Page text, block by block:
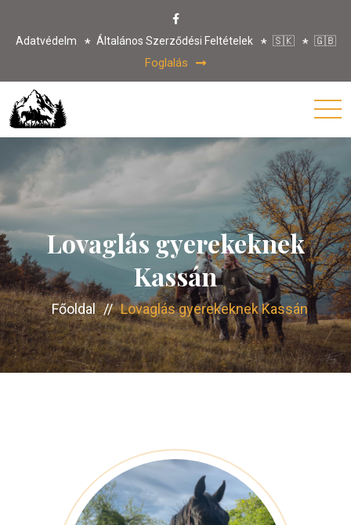
Adatvédelm Általános Szerződési Feltételek 🇸🇰 🇬🇧
Foglalás
Lovaglás gyerekeknek
Kassán
Főoldal // Lovaglás gyerekeknek Kassán